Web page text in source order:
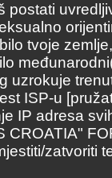
postati
tvoje
uzrokuje
ISP-u
IP adresa
CROATIA"
zatvoriti